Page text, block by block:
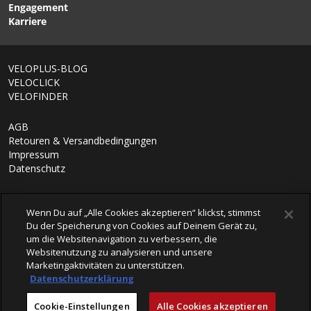
Engagement
Karriere
VELOPLUS-BLOG
VELOCLICK
VELOFINDER
AGB
Retouren & Versandbedingungen
Impressum
Datenschutz
Wenn Du auf „Alle Cookies akzeptieren“ klickst, stimmst
Du der Speicherung von Cookies auf Deinem Gerät zu,
um die Websitenavigation zu verbessern, die
Websitenutzung zu analysieren und unsere
Marketingaktivitäten zu unterstützen.
Datenschutzerklärung
Cookie-Einstellungen Alle Cookies akzeptieren